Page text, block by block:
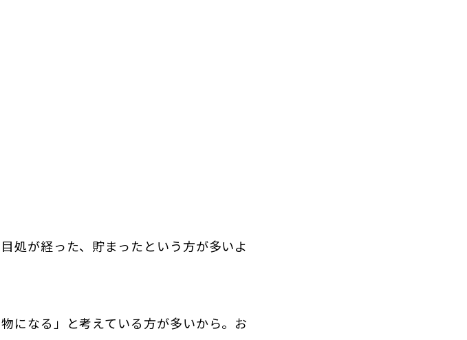
処が経った、貯まったという方が多いよ
になる」と考えている方が多いから。お